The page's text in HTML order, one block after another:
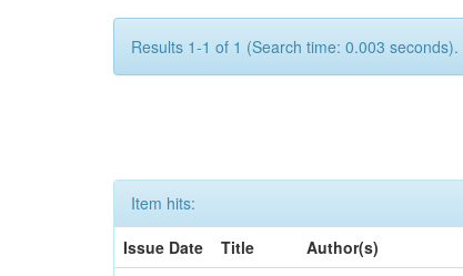
Results 1-1 of 1 (Search time: 0.003 seconds).
Item hits:
Issue Date
Title
Author(s)